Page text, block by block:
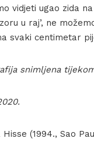
vidjeti ugao zida
u raj’, ne
svaki centimetar
snimljena
Hisse (1994., Sao